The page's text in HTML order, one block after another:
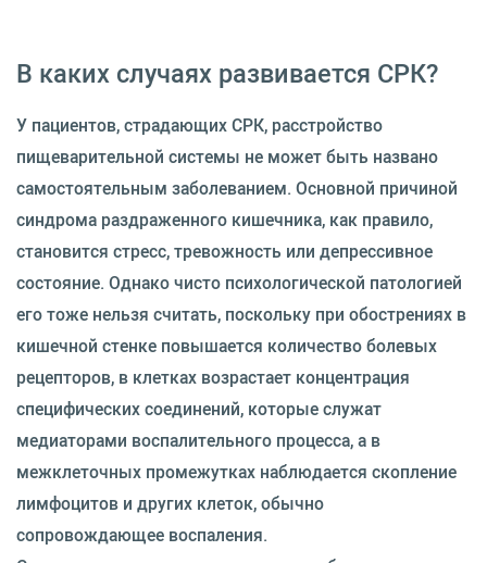
В каких случаях развивается СРК?
У пациентов, страдающих СРК, расстройство
пищеварительной системы не может быть названо
самостоятельным заболеванием. Основной причиной
синдрома раздраженного кишечника, как правило,
становится стресс, тревожность или депрессивное
состояние. Однако чисто психологической патологией
его тоже нельзя считать, поскольку при обострениях в
кишечной стенке повышается количество болевых
рецепторов, в клетках возрастает концентрация
специфических соединений, которые служат
медиаторами воспалительного процесса, а в
межклеточных промежутках наблюдается скопление
лимфоцитов и других клеток, обычно
сопровождающее воспаления.